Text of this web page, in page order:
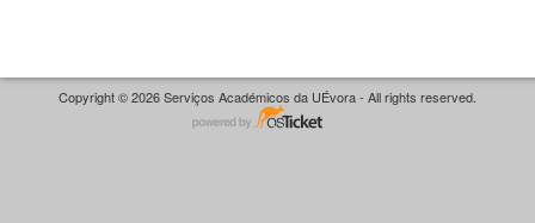
Copyright © 2026 Serviços Académicos da UÉvora - All rights reserved.